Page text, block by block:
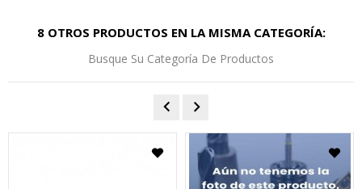
8 OTROS PRODUCTOS EN LA MISMA CATEGORÍA:
Busque Su Categoría De Productos